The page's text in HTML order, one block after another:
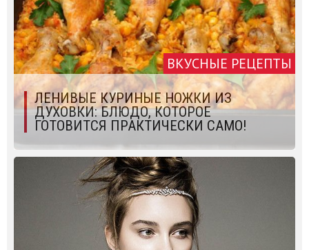
ВКУСНЫЕ РЕЦЕПТЫ
ЛЕНИВЫЕ КУРИНЫЕ НОЖКИ ИЗ
ДУХОВКИ: БЛЮДО, КОТОРОЕ
ГОТОВИТСЯ ПРАКТИЧЕСКИ САМО!